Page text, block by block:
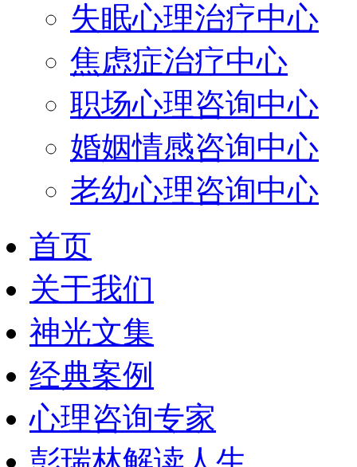
失眠心理治疗中心
焦虑症治疗中心
职场心理咨询中心
婚姻情感咨询中心
老幼心理咨询中心
首页
关于我们
神光文集
经典案例
心理咨询专家